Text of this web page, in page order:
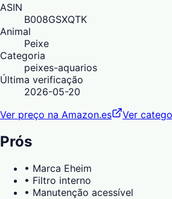
ASIN
B008GSXQTK
Animal
Peixe
Categoria
peixes-aquarios
Última verificação
2026-05-20
Ver preço na Amazon.es
Ver
Prós
• Marca Eheim
• Filtro interno
• Manutenção acessível